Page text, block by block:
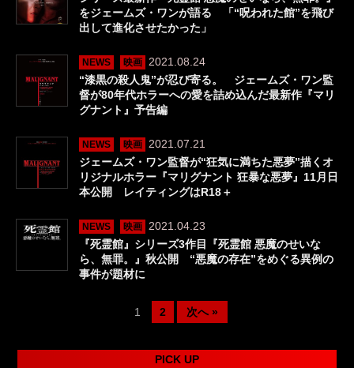
をジェームズ・ワンが語る 「“呪われた館”を飛び
出して進化させたかった」
NEWS 映画
2021.08.24
“漆黒の殺人鬼”が忍び寄る。 ジェームズ・ワン監
督が80年代ホラーへの愛を詰め込んだ最新作『マリ
グナント』予告編
NEWS 映画
2021.07.21
ジェームズ・ワン監督が“狂気に満ちた悪夢”描くオ
リジナルホラー『マリグナント 狂暴な悪夢』11月日
本公開 レイティングはR18＋
NEWS 映画
2021.04.23
『死霊館』シリーズ3作目『死霊館 悪魔のせいな
ら、無罪。』秋公開 “悪魔の存在”をめぐる異例の
事件が題材に
1 2 次へ »
PICK UP